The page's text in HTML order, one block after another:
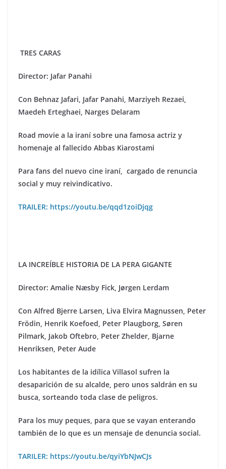
TRES CARAS
Director: Jafar Panahi
Con Behnaz Jafari, Jafar Panahi, Marziyeh Rezaei,
Maedeh Erteghaei, Narges Delaram
Road movie a la iraní sobre una famosa actriz y
homenaje al fallecido Abbas Kiarostami
Para fans del nuevo cine iraní, cargado de renuncia
social y muy reivindicativo.
TRAILER: https://youtu.be/qqd1zoiDjqg
LA INCREÍBLE HISTORIA DE LA PERA GIGANTE
Director: Amalie Næsby Fick, Jørgen Lerdam
Con Alfred Bjerre Larsen, Liva Elvira Magnussen, Peter
Frödin, Henrik Koefoed, Peter Plaugborg, Søren
Pilmark, Jakob Oftebro, Peter Zhelder, Bjarne
Henriksen, Peter Aude
Los habitantes de la idílica Villasol sufren la
desaparición de su alcalde, pero unos saldrán en su
busca, sorteando toda clase de peligros.
Para los muy peques, para que se vayan enterando
también de lo que es un mensaje de denuncia social.
TARILER: https://youtu.be/qyiYbNJwCJs